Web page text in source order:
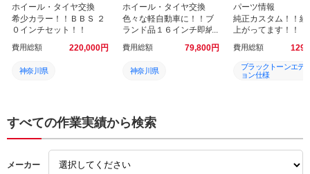
ホイール・タイヤ交換
希少カラー！！ＢＢＳ ２
０インチセット！！
費用総額 220,000円
神奈川県
綾瀬Ｓ．Ｉ．Ｃ．店
美品
ホイール・タイヤ交換
色々な軽自動車に！！ブ
ランド品１６インチ即納
費用総額 79,800円
神奈川県
綾瀬Ｓ．Ｉ．Ｃ．店
美品
パーツ情報
純正カスタム！！続
上がってます！！
費用総額
ブラックトーンエデ
ョン仕様
すべての作業実績から検索
メーカー